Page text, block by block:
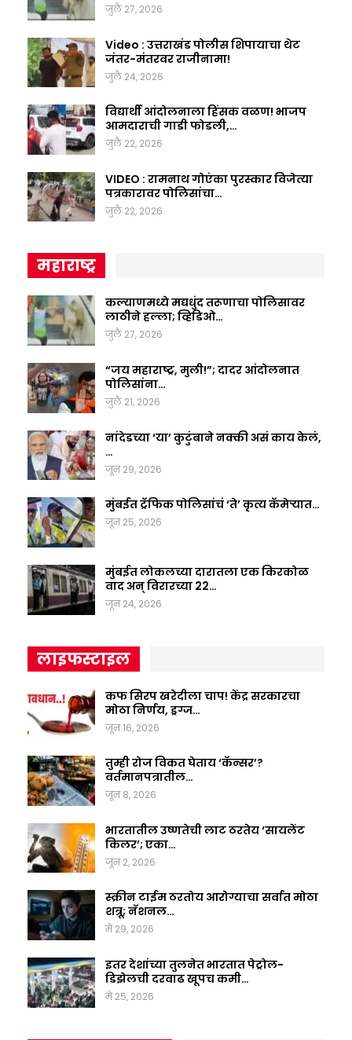
जुलै 27, 2026
Video : उत्तराखंड पोलीस शिपायाचा थेट
जंतर-मंतरवर राजीनामा!
जुलै 24, 2026
विद्यार्थी आंदोलनाला हिंसक वळण! भाजप
आमदाराची गाडी फोडली,…
जुलै 22, 2026
VIDEO : रामनाथ गोएंका पुरस्कार विजेत्या
पत्रकारावर पोलिसांचा…
जुलै 22, 2026
महाराष्ट्र
कल्याणमध्ये मद्यधुंद तरूणाचा पोलिसावर
लाठीने हल्ला; व्हिडिओ…
जुलै 27, 2026
“जय महाराष्ट्र, मुली!”; दादर आंदोलनात
पोलिसांना…
जुलै 21, 2026
नांदेडच्या ‘या’ कुटुंबाने नक्की असं काय केलं,
…
जून 29, 2026
मुंबईत ट्रॅफिक पोलिसांचं ‘ते’ कृत्य कॅमेऱ्यात…
जून 25, 2026
मुंबईत लोकलच्या दारातला एक किरकोळ
वाद अन् विरारच्या 22…
जून 24, 2026
लाइफस्टाइल
कफ सिरप खरेदीला चाप! केंद्र सरकारचा
मोठा निर्णय, ड्रग्ज…
जून 16, 2026
तुम्ही रोज विकत घेताय ‘कॅन्सर’?
वर्तमानपत्रातील…
जून 8, 2026
भारतातील उष्णतेची लाट ठरतेय ‘सायलेंट
किलर’; एका…
जून 2, 2026
स्क्रीन टाईम ठरतोय आरोग्याचा सर्वात मोठा
शत्रू; नॅशनल…
मे 29, 2026
इतर देशांच्या तुलनेत भारतात पेट्रोल-
डिझेलची दरवाढ खूपच कमी…
मे 25, 2026